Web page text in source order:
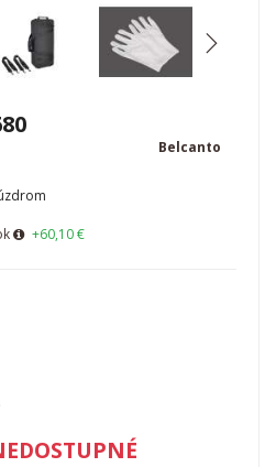
Belcanto
+60,10 €